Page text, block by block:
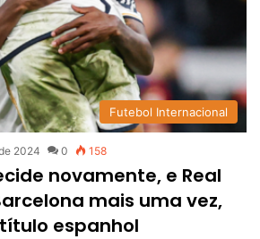
Futebol Internacional
2024 0 158
novamente, e Real
mais uma vez,
espanhol